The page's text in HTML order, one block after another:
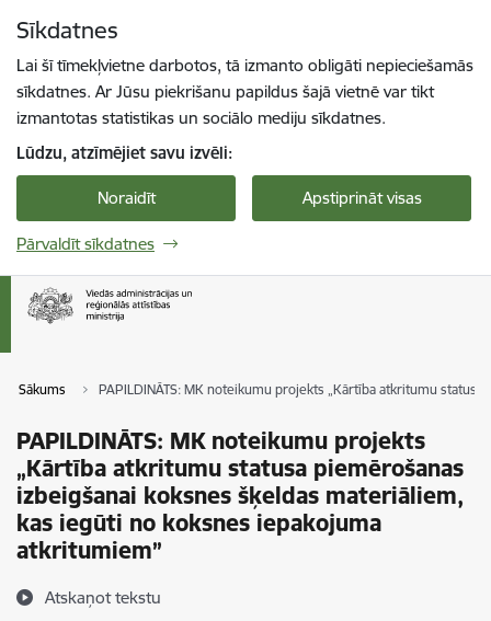
Sīkdatnes
Lai šī tīmekļvietne darbotos, tā izmanto obligāti nepieciešamās
sīkdatnes. Ar Jūsu piekrišanu papildus šajā vietnē var tikt
izmantotas statistikas un sociālo mediju sīkdatnes.
Lūdzu, atzīmējiet savu izvēli:
Noraidīt Apstiprināt visas
Pārvaldīt sīkdatnes
Sākums PAPILDINĀTS: MK noteikumu projekts „Kārtība atkritumu
PAPILDINĀTS: MK noteikumu projekts
„Kārtība atkritumu statusa piemērošanas
izbeigšanai koksnes šķeldas materiāliem,
kas iegūti no koksnes iepakojuma
atkritumiem”
Atskaņot tekstu